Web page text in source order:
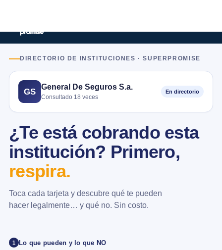
DIRECTORIO DE INSTITUCIONES · SUPERPROMISE
GS
General De Seguros S.a.
Consultado 18 veces
En directorio
¿Te está cobrando esta
institución? Primero,
respira.
Toca cada tarjeta y descubre qué te pueden
hacer legalmente… y qué no. Sin costo.
1 Lo que pueden y lo que NO